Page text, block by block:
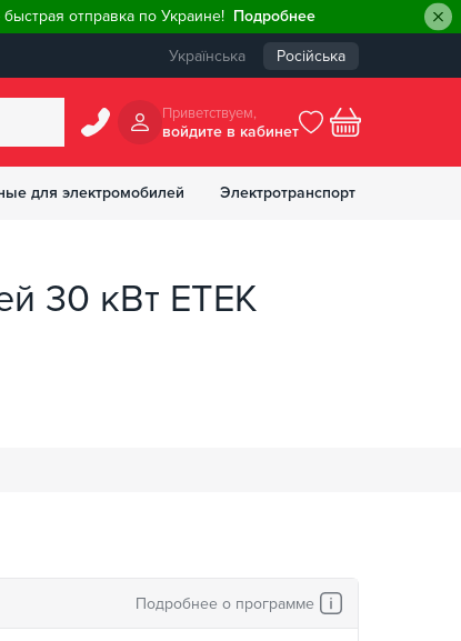
отправка по Украине! Подробнее
Українська Російська
Приветствуем,
войдите в кабинет
для электромобилей Электротранспорт
30 кВт ETEK
Подробнее о программе